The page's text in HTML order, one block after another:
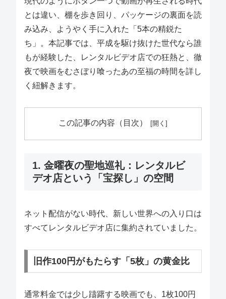
とは違い、棚を歩き回り、パッケージの裏面を読
み込み、ようやく手に入れた「5本の精鋭た
ち」。本記事では、平成を駆け抜けた世代なら誰
もが経験した、レンタルビデオ店での狂熱と、徹
夜で映画をむさぼり喰ったあの至福の時間を詳し
く紐解きます。
この記事の内容（目次）
1. 金曜夜の聖地巡礼：レンタルビ
デオ店という「宝探し」の空間
ネット配信がない時代、新しい世界への入り口は
すべてレンタルビデオ店に集約されていました。
旧作100円がもたらす「5枚」の黄金比
通常料金では少し躊躇する映画でも、1枚100円